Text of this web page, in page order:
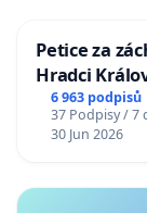
Petice za
Hradci
6 963 podpisů
37 Podpisy / 7
30 Jun 2026